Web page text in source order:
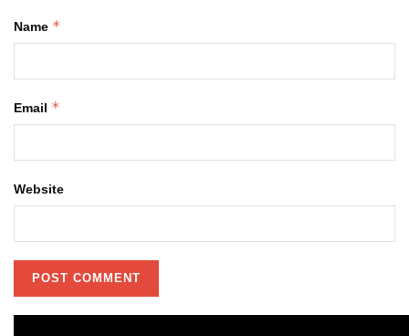
Name *
Email *
Website